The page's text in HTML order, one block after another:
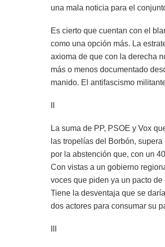
una mala noticia para el
Es cierto que cuentan con el
como una opción más. La
axioma de que con la derecha
más o menos documentado
manido. El antifascismo
La suma de PP, PSOE y Vox
las tropelías del Borbón,
por la abstención que, con un
Con vistas a un gobierno
voces que piden ya un pacto
Tiene la desventaja que se
dos actores para consumar su